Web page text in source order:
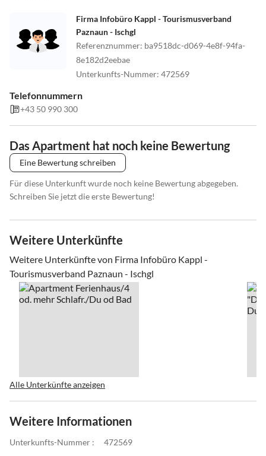
Kirche hinunter. Nach ca. 200 m erreichen Sie das Ad-Capellam.
Unsere Adresse: 6555 Kappl, Kappl 428
Check in: ab 14 Uhr
Firma Infobüro Kappl - Tourismusverband
Paznaun - Ischgl
Referenznummer: ba9518dc-d069-4e8f-94fa-
8e182d2eebae
Unterkunfts-Nummer: 472569
Telefonnummern
+43 50 990 300
Das Apartment hat noch keine Bewertung
Eine Bewertung schreiben
Für diese Unterkunft wurde noch keine Bewertung abgegeben.
Schreiben Sie jetzt die erste Bewertung!
Weitere Unterkünfte
Weitere Unterkünfte von Firma Infobüro Kappl -
Tourismusverband Paznaun - Ischgl
Alle Unterkünfte anzeigen
Weitere Informationen
Unterkunfts-Nummer :
472569